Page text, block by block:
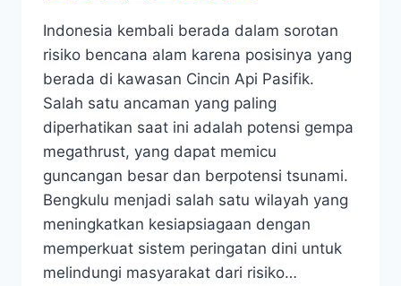
Indonesia kembali berada dalam sorotan
risiko bencana alam karena posisinya yang
berada di kawasan Cincin Api Pasifik.
Salah satu ancaman yang paling
diperhatikan saat ini adalah potensi gempa
megathrust, yang dapat memicu
guncangan besar dan berpotensi tsunami.
Bengkulu menjadi salah satu wilayah yang
meningkatkan kesiapsiagaan dengan
memperkuat sistem peringatan dini untuk
melindungi masyarakat dari risiko…